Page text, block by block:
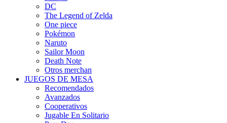
DC
The Legend of Zelda
One piece
Pokémon
Naruto
Sailor Moon
Death Note
Otros merchan
JUEGOS DE MESA
Recomendados
Avanzados
Cooperativos
Jugable En Solitario